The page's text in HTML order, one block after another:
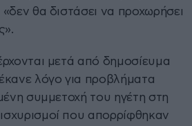
θα διστάσει να προχωρήσει
μετά από δημοσίευμα
λόγο για προβλήματα
συμμετοχή του ηγέτη στη
που απορρίφθηκαν